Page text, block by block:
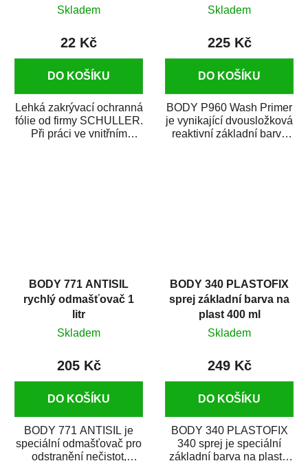
Skladem
22 Kč
DO KOŠÍKU
Lehká zakrývací ochranná
fólie od firmy SCHULLER.
Při práci ve vnitřním
Skladem
225 Kč
DO KOŠÍKU
BODY P960 Wash Primer
je vynikající dvousložková
reaktivní základní barva
BODY 771 ANTISIL
rychlý odmašťovač 1
litr
Skladem
205 Kč
DO KOŠÍKU
BODY 771 ANTISIL je
speciální odmašťovač pro
odstranění nečistot,
BODY 340 PLASTOFIX
sprej základní barva na
plast 400 ml
Skladem
249 Kč
DO KOŠÍKU
BODY 340 PLASTOFIX
340 sprej je speciální
základní barva na plasty,